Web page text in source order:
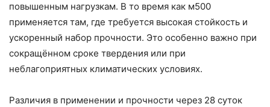
повышенным нагрузкам. В то время как м500
применяется там, где требуется высокая стойкость и
ускоренный набор прочности. Это особенно важно при
сокращённом сроке твердения или при
неблагоприятных климатических условиях.
Различия в применении и прочности через 28 суток